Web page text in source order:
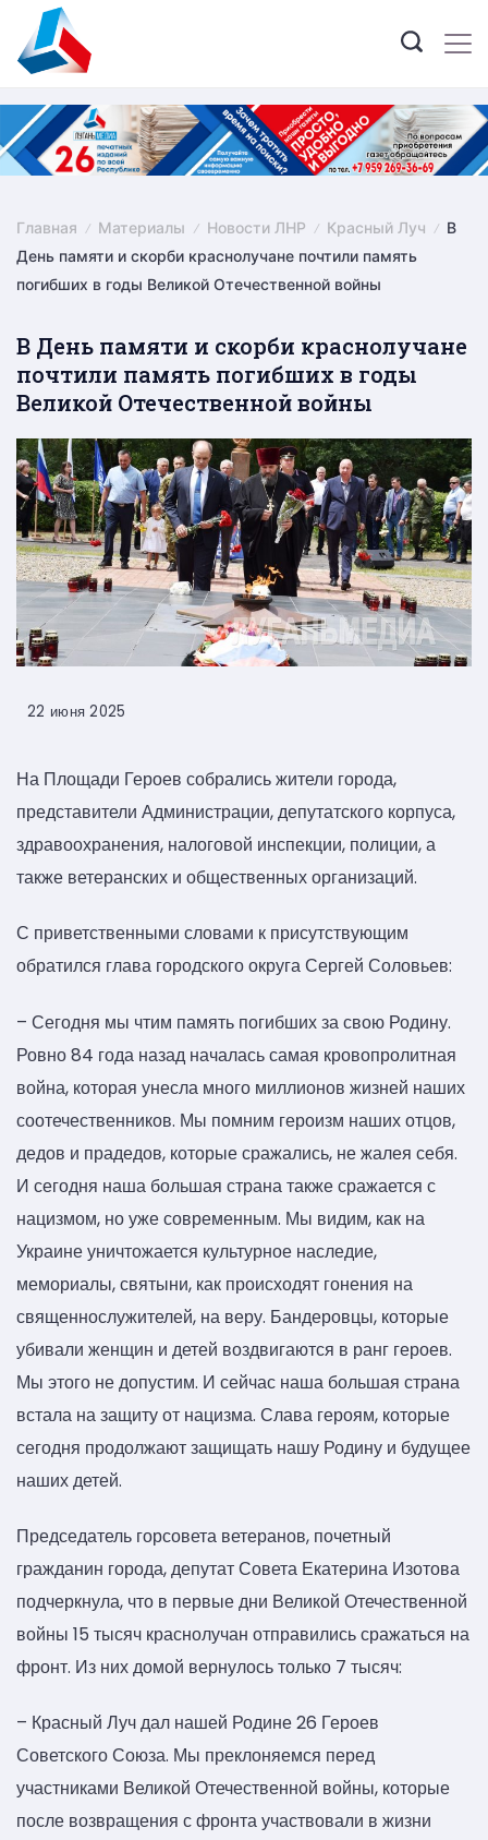
content
Главная Материалы Новости ЛНР Красный Луч
В
День памяти и скорби краснолучане почтили память
погибших в годы Великой Отечественной войны
В День памяти и скорби краснолучане
почтили память погибших в годы
Великой Отечественной войны
22 июня 2025
На Площади Героев собрались жители города,
представители Администрации, депутатского корпуса,
здравоохранения, налоговой инспекции, полиции, а
также ветеранских и общественных организаций.
С приветственными словами к присутствующим
обратился глава городского округа Сергей Соловьев:
– Сегодня мы чтим память погибших за свою Родину.
Ровно 84 года назад началась самая кровопролитная
война, которая унесла много миллионов жизней наших
соотечественников. Мы помним героизм наших отцов,
дедов и прадедов, которые сражались, не жалея себя.
И сегодня наша большая страна также сражается с
нацизмом, но уже современным. Мы видим, как на
Украине уничтожается культурное наследие,
мемориалы, святыни, как происходят гонения на
священнослужителей, на веру. Бандеровцы, которые
убивали женщин и детей воздвигаются в ранг героев.
Мы этого не допустим. И сейчас наша большая страна
встала на защиту от нацизма. Слава героям, которые
сегодня продолжают защищать нашу Родину и будущее
наших детей.
Председатель горсовета ветеранов, почетный
гражданин города, депутат Совета Екатерина Изотова
подчеркнула, что в первые дни Великой Отечественной
войны 15 тысяч краснолучан отправились сражаться на
фронт. Из них домой вернулось только 7 тысяч:
– Красный Луч дал нашей Родине 26 Героев
Советского Союза. Мы преклоняемся перед
участниками Великой Отечественной войны, которые
после возвращения с фронта участвовали в жизни